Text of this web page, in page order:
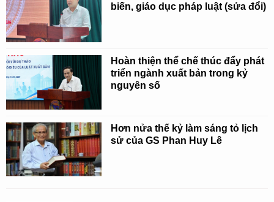
biến, giáo dục pháp luật (sửa đổi)
Hoàn thiện thể chế thúc đẩy phát
triển ngành xuất bản trong kỷ
nguyên số
Hơn nửa thế kỷ làm sáng tỏ lịch
sử của GS Phan Huy Lê